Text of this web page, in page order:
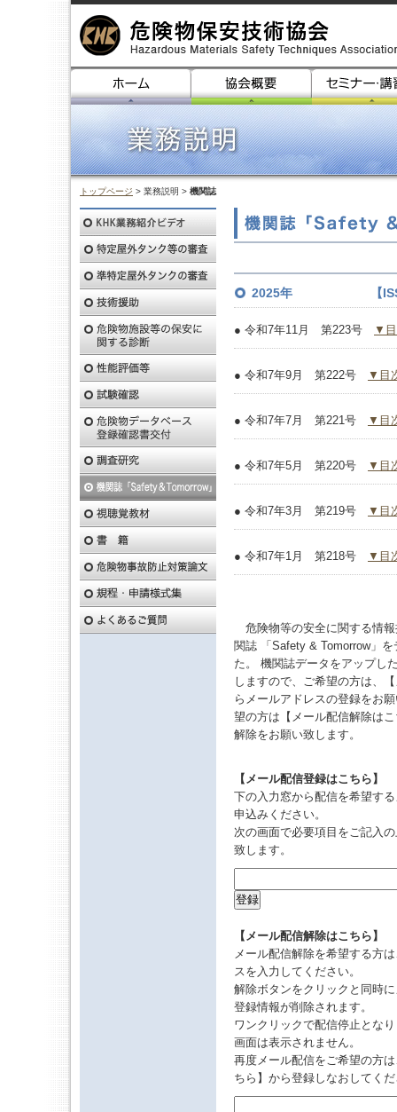
トップページ > 業務説明 > 機関誌
2025年 【ISSN
● 令和7年11月 第223号 ▼目
● 令和7年9月 第222号 ▼目
● 令和7年7月 第221号 ▼目
● 令和7年5月 第220号 ▼目
● 令和7年3月 第219号 ▼目
● 令和7年1月 第218号 ▼目
危険物等の安全に関する情
関誌 「Safety & Tomorrow」
た。 機関誌データをアップし
しますので、ご希望の方は、
らメールアドレスの登録をお
望の方は【メール配信解除は
解除をお願い致します。
【メール配信登録はこちら】
下の入力窓から配信を希望す
申込みください。
次の画面で必要項目をご記入
致します。
【メール配信解除はこちら】
メール配信解除を希望する方
スを入力してください。
解除ボタンをクリックと同時
登録情報が削除されます。
ワンクリックで配信停止とな
画面は表示されません。
再度メール配信をご希望の方
ちら】から登録しなおしてく